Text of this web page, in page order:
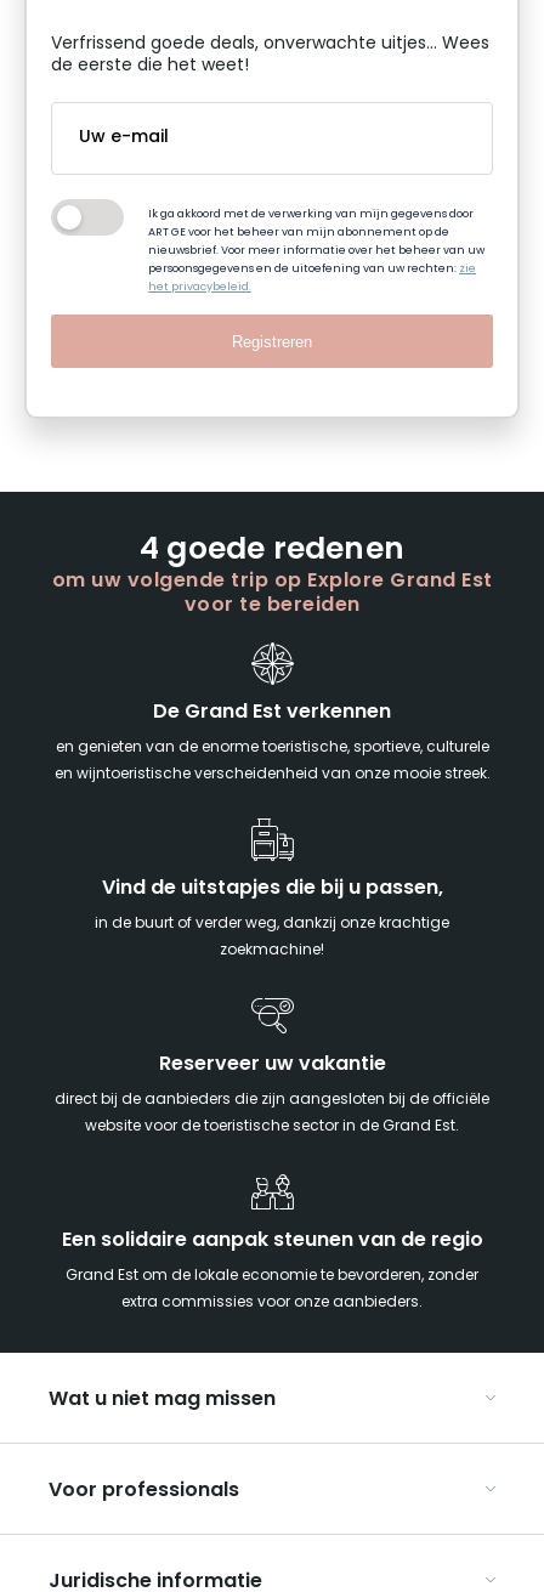
Verfrissend goede deals, onverwachte uitjes... Wees
de eerste die het weet!
Ik ga akkoord met de verwerking van mijn gegevens door
ART GE voor het beheer van mijn abonnement op de
nieuwsbrief. Voor meer informatie over het beheer van uw
persoonsgegevens en de uitoefening van uw rechten:zie
het privacybeleid.
Registreren
4 goede redenen
om uw volgende trip op Explore Grand Est
voor te bereiden
De Grand Est verkennen
en genieten van de enorme toeristische, sportieve, culturele
en wijntoeristische verscheidenheid van onze mooie streek.
Vind de uitstapjes die bij u passen,
in de buurt of verder weg, dankzij onze krachtige
zoekmachine!
Reserveer uw vakantie
direct bij de aanbieders die zijn aangesloten bij de officiële
website voor de toeristische sector in de Grand Est.
Een solidaire aanpak steunen van de regio
Grand Est om de lokale economie te bevorderen, zonder
extra commissies voor onze aanbieders.
Wat u niet mag missen
Met z’n tweeën
Kerst in Oost-Frankrijk
De Route des Vins d’Alsace
Voor professionals
Juridische informatie